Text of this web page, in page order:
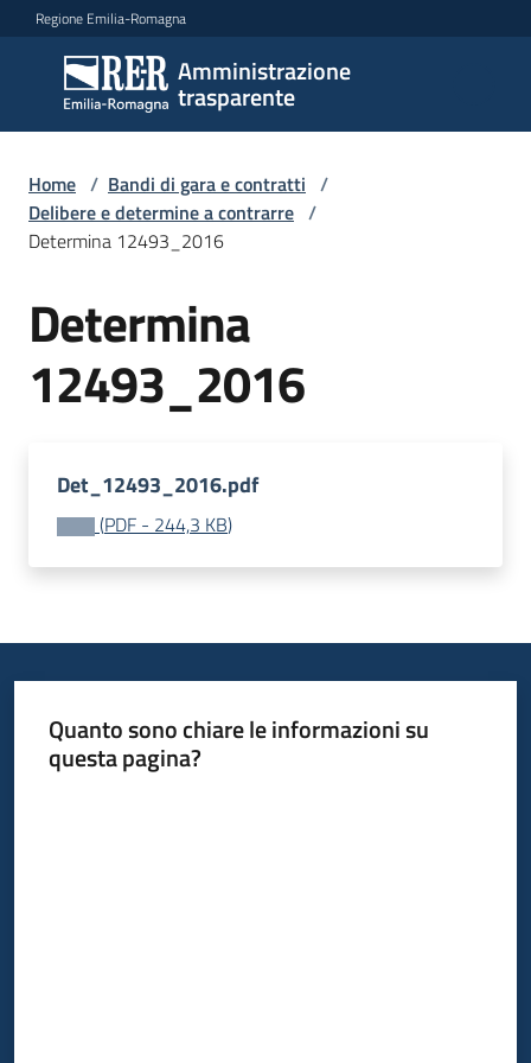
Vai al contenuto
Vai alla navigazione
Vai al footer
Regione Emilia-Romagna
Amministrazione
trasparente
Amministrazione
trasparente
Sottosezioni
Accesso
Home / Bandi di gara e contratti /
Delibere e determine a contrarre /
Determina 12493_2016
Determina
12493_2016
Det_12493_2016.pdf
(PDF - 244,3 KB)
Quanto sono chiare le informazioni su
questa pagina?